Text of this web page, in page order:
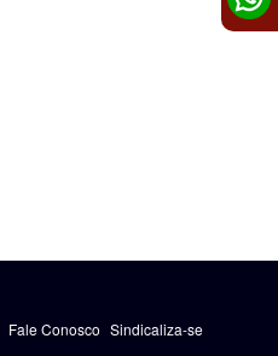
Fale Conosco Sindicaliza-se